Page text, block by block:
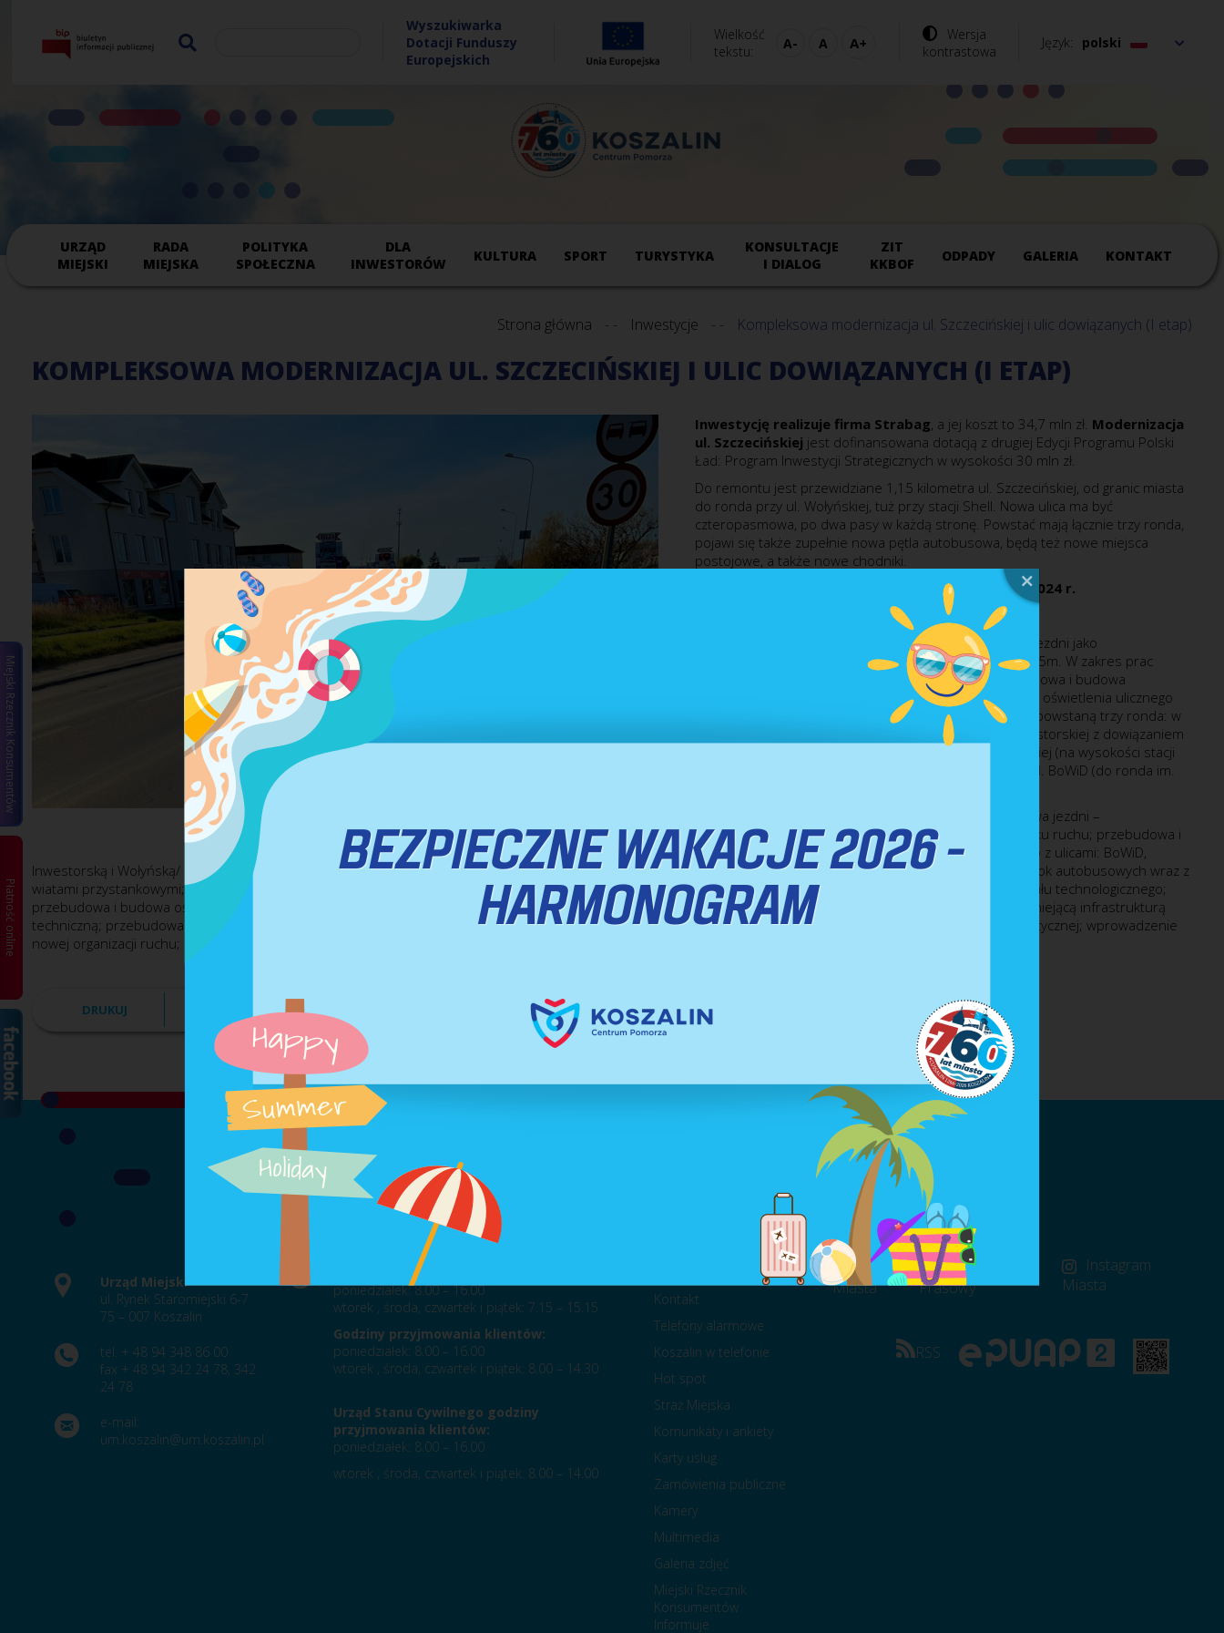
Wyszukiwarka
Dotacji Funduszy
Europejskich
Wielkość
tekstu
Wersja
kontrastowa
Język polski
URZĄD
MIEJSKI
RADA
MIEJSKA
POLITYKA
SPOŁECZNA
DLA
INWESTORÓW
KULTURA SPORT TURYSTYKA
KONSULTACJE
I DIALOG
ZIT
KKBOF
ODPADY GALERIA KONTAKT
Strona główna Inwestycje Kompleksowa modernizacja ul. Szczecińskiej i ulic dowiązanych (I etap)
KOMPLEKSOWA MODERNIZACJA UL. SZCZECIŃSKIEJ I ULIC DOWIĄZANYCH (I ETAP)
Inwestycję realizuje firma Strabag, a jej koszt to 34,7 mln zł. Modernizacja
ul. Szczecińskiej jest dofinansowana dotacją z drugiej Edycji Programu Polski
Ład: Program Inwestycji Strategicznych w wysokości 30 mln zł.
Do remontu jest przewidziane 1,15 kilometra ul. Szczecińskiej, od granic miasta
do ronda przy ul. Wołyńskiej, tuż przy stacji Shell. Nowa ulica ma być
czteropasmowa, po dwa pasy w każdą stronę. Powstać mają łącznie trzy ronda,
pojawi się także zupełnie nowa pętla autobusowa, będą też nowe miejsca
postojowe, a także nowe chodniki.
Termin zakończenia inwestycji – 31 października 2024 r.
Przebudowa ulicy Szczecińskiej w zakresie rozbudowy jezdni jako
dwujezdniowej dwupasowej o szerokości pasa ruchu 3,5m. W zakres prac
wchodzi m.in. przebudowa i rozbudowa jezdni, przebudowa i budowa
chodników, przebudowa drogi rowerowej i przebudowa oświetlenia ulicznego
wraz z doświetleniem przejść dla pieszych. Dodatkowo powstaną trzy ronda: w
ul. Wołyńskiej na wysokości ul. Ekonomicznej, w ul. Inwestorskiej z dowiązaniem
do nowego ronda w ul. Wołyńskiej oraz w ul. Szczecińskiej (na wysokości stacji
paliw) będącej przygotowaniem pod przyszły przebieg ul. BoWiD (do ronda im.
Długość odcinka około 1,15 km. Przebudowa i rozbudowa jezdni –
wprowadzenie dwóch pasów ruchu dla każdego kierunku ruchu; przebudowa i
budowa trzech skrzyżowań na skrzyżowania typu rondo z ulicami: BoWiD,
Inwestorską i Wołyńską/ Ekonomiczną. Projektowane ronda o dwóch pasach ruchu; przebudowa i budowa chodników; przebudowa i budowa zjazdów; budowa zatok autobusowych wraz z
wiatami przystankowymi; budowa pętli autobusowej; budowa drogi dojazdowej; budowa miejsc postojowych; przebudowa i budowa drogi rowerowej; budowa kanału technologicznego;
przebudowa i budowa oświetlenia ulicznego; budowa doświetlaczy na przejściach dla pieszych; przebudowa i budowa odwodnienia ulicznego; usunięcie kolizji z istniejącą infrastrukturą
techniczną; przebudowa wodociągu; zabezpieczenie istniejącej infrastruktury technicznej; przebudowa istniejącej sieci elektroenergetycznej oraz sieci teleinformatycznej; wprowadzenie
nowej organizacji ruchu; zagospodarowanie zielenią i małą architekturą.
DRUKUJ
Urząd Miejski
ul. Rynek Staromiejski 6-7
75 – 007 Koszalin
tel. + 48 94 348 86 00
fax + 48 94 342 24 78, 342
24 78
e-mail:
um.koszalin@um.koszalin.pl
Godziny pracy Urzędu Miejskiego:
poniedziałek: 8.00 – 16.00
wtorek , środa, czwartek i piątek: 7.15 – 15.15
Godziny przyjmowania klientów:
poniedziałek: 8.00 – 16.00
wtorek , środa, czwartek i piątek: 8.00 – 14.30
Urząd Stanu Cywilnego godziny
przyjmowania klientów:
poniedziałek: 8.00 – 16.00
wtorek , środa, czwartek i piątek: 8.00 – 14.00
Kontakt
Telefony alarmowe
Koszalin w telefonie
Hot spot
Straż Miejska
Komunikaty i ankiety
Karty usług
Zamówienia publiczne
Kamery
Multimedia
Galeria zdjęć
Miejski Rzecznik
Konsumentów
Informuje
FB
Miasta
FB Rzecznik
Prasowy
Instagram
Miasta
RSS
Miejski Rzecznik Konsumentów
Płatność online